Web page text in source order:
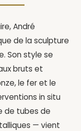
André
de la sculpture
Son style se
bruts et
le fer et le
in situ
de tubes de
— vient